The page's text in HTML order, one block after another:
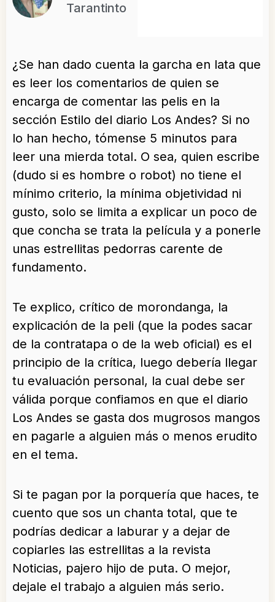
Tarantinto
¿Se han dado cuenta la garcha en lata que
es leer los comentarios de quien se
encarga de comentar las pelis en la
sección Estilo del diario Los Andes? Si no
lo han hecho, tómense 5 minutos para
leer una mierda total. O sea, quien escribe
(dudo si es hombre o robot) no tiene el
mínimo criterio, la mínima objetividad ni
gusto, solo se limita a explicar un poco de
que concha se trata la película y a ponerle
unas estrellitas pedorras carente de
fundamento.
Te explico, crítico de morondanga, la
explicación de la peli (que la podes sacar
de la contratapa o de la web oficial) es el
principio de la crítica, luego debería llegar
tu evaluación personal, la cual debe ser
válida porque confiamos en que el diario
Los Andes se gasta dos mugrosos mangos
en pagarle a alguien más o menos erudito
en el tema.
Si te pagan por la porquería que haces, te
cuento que sos un chanta total, que te
podrías dedicar a laburar y a dejar de
copiarles las estrellitas a la revista
Noticias, pajero hijo de puta. O mejor,
dejale el trabajo a alguien más serio.